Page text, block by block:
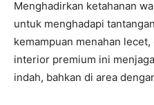
Menghadirkan ketahanan
untuk menghadapi
kemampuan menahan
interior premium ini
indah, bahkan di area